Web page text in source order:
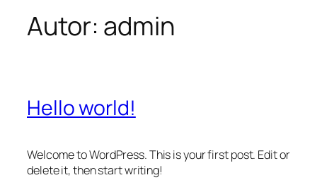
Autor: admin
Hello world!
Welcome to WordPress. This is your first post. Edit or
delete it, then start writing!